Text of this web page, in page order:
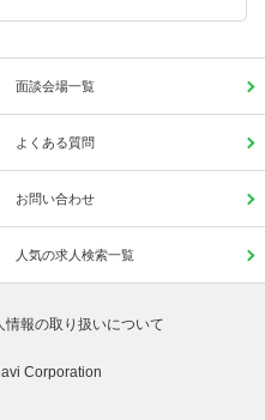
面談会場一覧
よくある質問
お問い合わせ
人気の求人検索一覧
情報の取り扱いについて
Corporation